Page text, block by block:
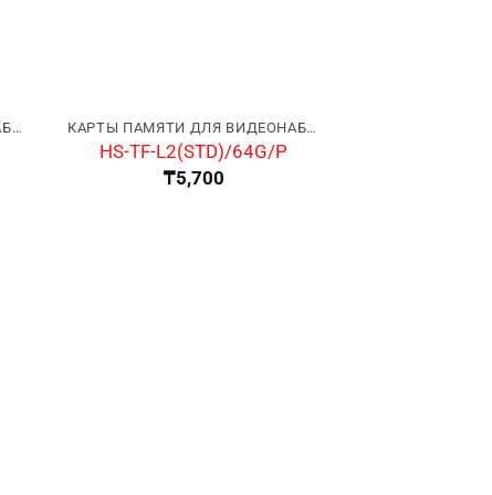
КАРТЫ ПАМЯТИ ДЛЯ ВИДЕОНАБЛЮДЕНИЯ КАРТЫ ПАМЯТИ ДЛЯ ВИДЕОНАБЛЮДЕНИЯ
HS-TF-L2(STD)/64G/P
₸5,700